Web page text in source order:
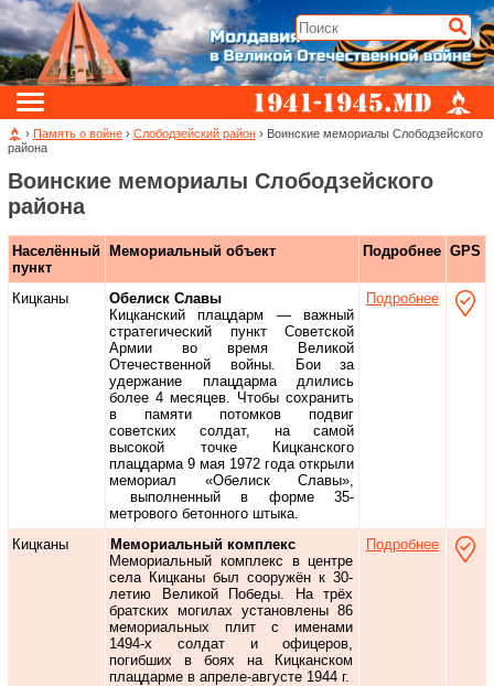
› Память о войне› Слободзейский район› Воинские мемориалы Слободзейского
района
Воинские мемориалы Слободзейского
района
Населённый
пункт
Мемориальный объект Подробнее GPS
Кицканы
Обелиск Славы
Кицканский плацдарм — важный
стратегический пункт Советской
Армии во время Великой
Отечественной войны. Бои за
удержание плацдарма длились
более 4 месяцев. Чтобы сохранить
в памяти потомков подвиг
советских солдат, на самой
высокой точке Кицканского
плацдарма 9 мая 1972 года открыли
мемориал «Обелиск Славы»,
выполненный в форме 35-
метрового бетонного штыка.
Подробнее
Кицканы
Мемориальный комплекс
Мемориальный комплекс в центре
села Кицканы был сооружён к 30-
летию Великой Победы. На трёх
братских могилах установлены 86
мемориальных плит с именами
1494-х солдат и офицеров,
погибших в боях на Кицканском
плацдарме в апреле-августе 1944 г.
Подробнее